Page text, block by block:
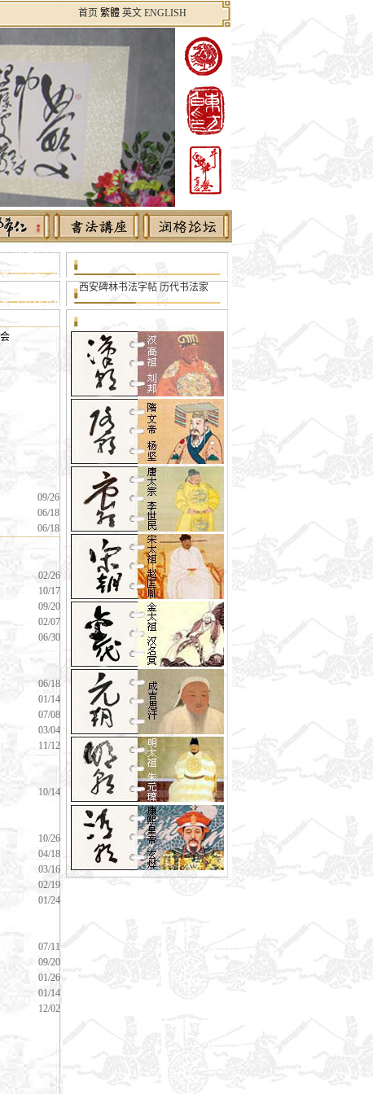
首页 繁體 英文 ENGLISH
书法讲座，大
书法家，大草
，CALLIGRAP
西安碑林书法字帖 历代书法家
，辛
09/26
06/18
06/18
02/26
10/17
09/20
02/07
06/30
，辛亥
06/18
01/14
07/08
03/04
11/12
，辛
10/14
10/26
04/18
03/16
02/19
01/24
07/11
09/20
01/26
01/14
12/02